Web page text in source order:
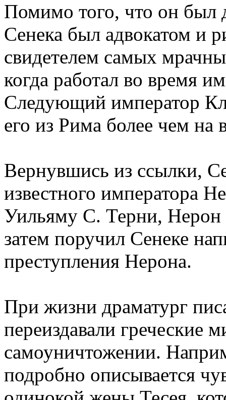
Помимо того, что он был
Сенека был адвокатом и
свидетелем самых
когда работал во время
Следующий император
его из Рима более чем на
Вернувшись из ссылки,
известного императора
Уильяму С. Терни, Нерон
затем поручил Сенеке
преступления Нерона.
При жизни драматург
переиздавали греческие
самоуничтожении.
подробно описывается